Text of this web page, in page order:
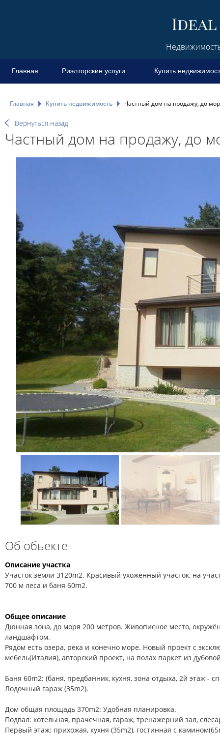
Главная Риэлторские услуги Купить
Главная Купить недвижимость Частный дом на продажу, до
Вернуться назад
Частный дом на продажу, до
Об обьекте
Описание участка
Участок земли 3120m2. Красивый ухоженный участок, на
700 м леса и баня 60m2.
Общее описание
Дюнная зона, до моря 200 метров. Живописное место,
ландшафтом.
Рядом есть озера, река и конечно море. Новый проект с
мебель(Италия), авторский проект, на полах паркет из
Баня 60m2: (баня, предбанник, кухня, зона отдыха, 2й этаж -
Лодочный гараж (35m2).
Дом общая площадь 370m2: Удобная планировка.
Подвал: котельная, прачечная, гараж, тренажерний зал,
Первый этаж: прихожая, кухня (35m2), гостинная с